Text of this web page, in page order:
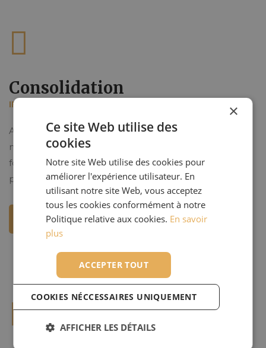
Consolidation
IFRS, Normes Françaises
Aider les entreprises à remplir leurs obligations en
matière d’établissement de comptes consolidés pour
fournir une information comptable et financière
pertinente à leurs partenaires privilégiés...
En savoir plus
×
Ce site Web utilise des
cookies
Notre site Web utilise des cookies pour
améliorer l'expérience utilisateur. En
utilisant notre site Web, vous acceptez
tous les cookies conformément à notre
Politique relative aux cookies. En savoir
plus
ACCEPTER TOUT
COOKIES NÉCCESSAIRES UNIQUEMENT
AFFICHER LES DÉTAILS